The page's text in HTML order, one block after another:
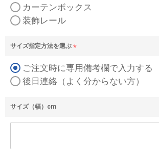
カーテンボックス
装飾レール
サイズ指定方法を選ぶ
必
須
ご注文時に専用備考欄で入力する
後日連絡（よく分からない方）
サイズ（幅）cm